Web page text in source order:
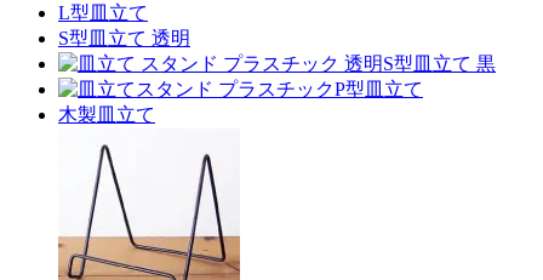
L型皿立て
S型皿立て 透明
S型皿立て 黒
P型皿立て
木製皿立て